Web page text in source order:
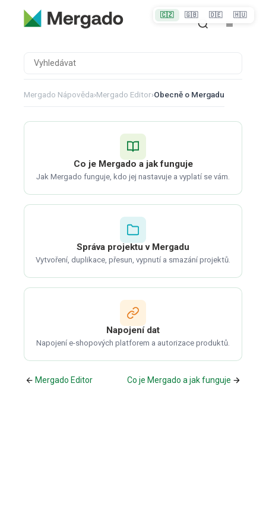
Mergado Nápověda›Mergado Editor›Obecně o Mergadu
Co je Mergado a jak funguje
Jak Mergado funguje, kdo jej nastavuje a vyplatí se vám.
Správa projektu v Mergadu
Vytvoření, duplikace, přesun, vypnutí a smazání projektů.
Napojení dat
Napojení e-shopových platforem a autorizace produktů.
Mergado Editor Co je Mergado a jak funguje
🇨🇿 🇬🇧 🇩🇪 🇭🇺